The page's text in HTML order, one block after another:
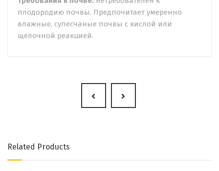
плодородию почвы. Предпочитает умеренно
влажные, супесчаные почвы с кислой или
щелочной реакцией.
Related Products